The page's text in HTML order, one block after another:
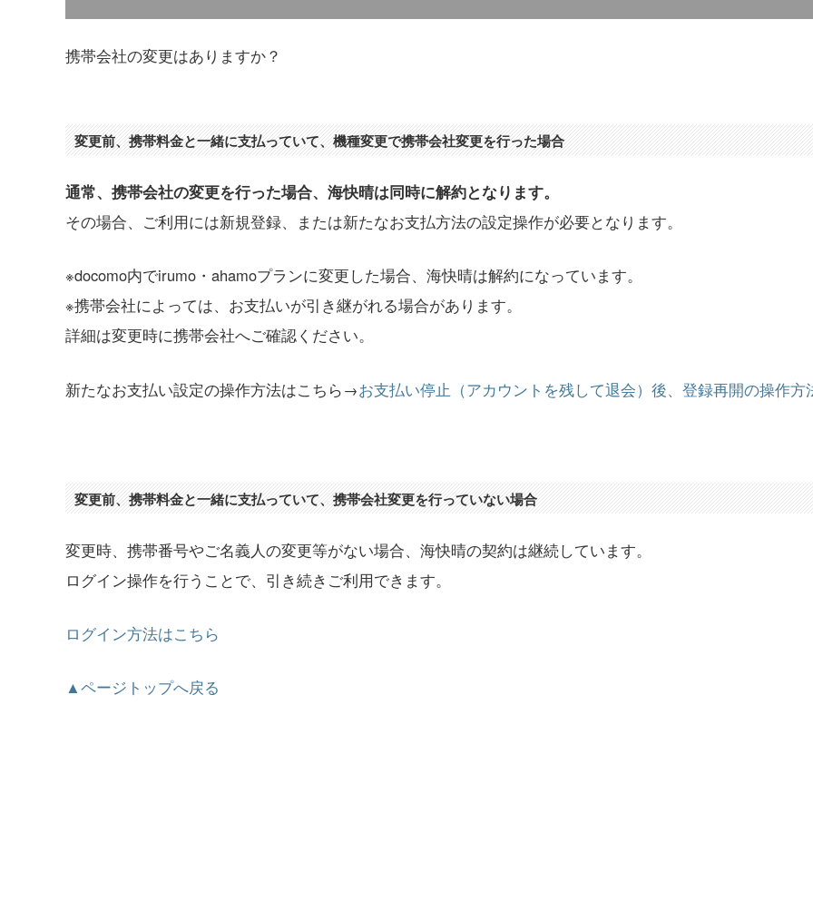
携帯会社の変更はありますか？
変更前、携帯料金と一緒に支払っていて、機種変更で携帯会社変更を行った場合
通常、携帯会社の変更を行った場合、海快晴は同時に解約となります。
その場合、ご利用には新規登録、または新たなお支払方法の設定操作が必要となります。
※docomo内でirumo・ahamoプランに変更した場合、海快晴は解約になっています。
※携帯会社によっては、お支払いが引き継がれる場合があります。
詳細は変更時に携帯会社へご確認ください。
新たなお支払い設定の操作方法はこちら→お支払い停止（アカウントを残して退会）後、登録再開の操作方
変更前、携帯料金と一緒に支払っていて、携帯会社変更を行っていない場合
変更時、携帯番号やご名義人の変更等がない場合、海快晴の契約は継続しています。
ログイン操作を行うことで、引き続きご利用できます。
ログイン方法はこちら
▲ページトップへ戻る